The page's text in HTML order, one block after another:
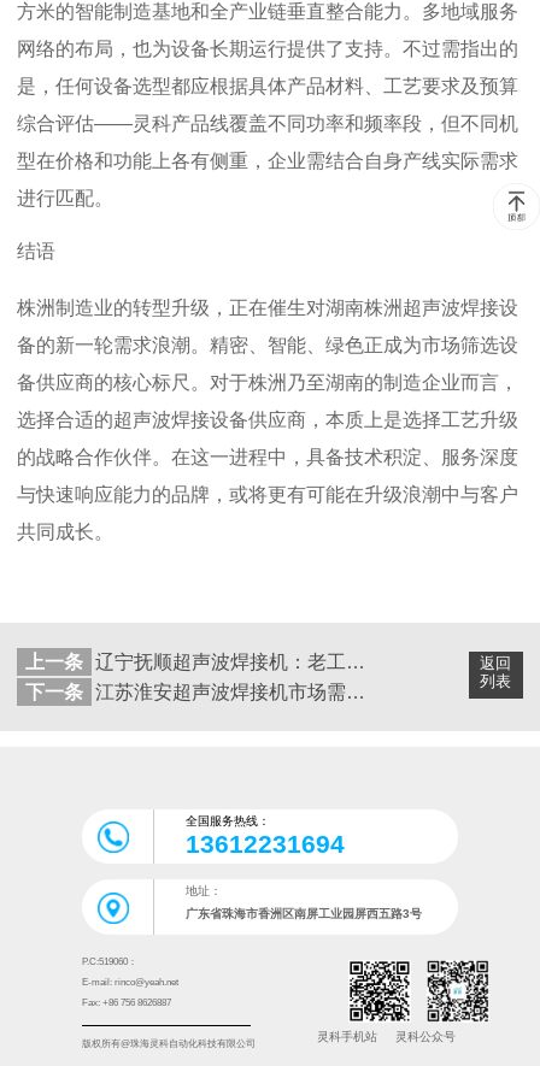
方米的智能制造基地和全产业链垂直整合能力。多地域服务
网络的布局，也为设备长期运行提供了支持。不过需指出的
是，任何设备选型都应根据具体产品材料、工艺要求及预算
综合评估——灵科产品线覆盖不同功率和频率段，但不同机
型在价格和功能上各有侧重，企业需结合自身产线实际需求
进行匹配。
结语
株洲制造业的转型升级，正在催生对湖南株洲超声波焊接设
备的新一轮需求浪潮。精密、智能、绿色正成为市场筛选设
备供应商的核心标尺。对于株洲乃至湖南的制造企业而言，
选择合适的超声波焊接设备供应商，本质上是选择工艺升级
的战略合作伙伴。在这一进程中，具备技术积淀、服务深度
与快速响应能力的品牌，或将更有可能在升级浪潮中与客户
共同成长。
返回
列表
上一条
辽宁抚顺超声波焊接机：老工业基地的智造新选择
下一条
江苏淮安超声波焊接机市场需求升级，灵科超声波精准适配产业新需求
全国服务热线：
13612231694
地址：
广东省珠海市香洲区南屏工业园屏西五路3号
P.C:519060：
E-mail: rinco@yeah.net
Fax: +86 756 8626887
版权所有@珠海灵科自动化科技有限公司
灵科手机站 灵科公众号